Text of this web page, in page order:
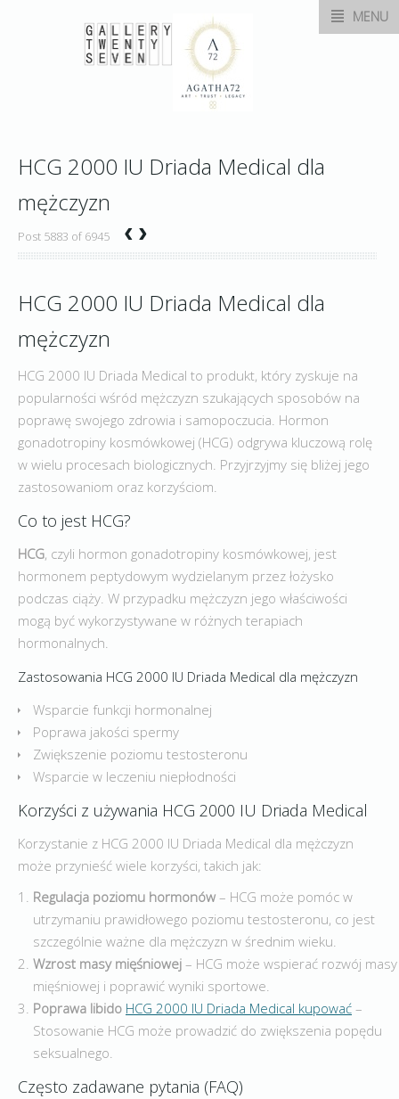
MENU
HCG 2000 IU Driada Medical dla
mężczyzn
Post 5883 of 6945 ‹›
HCG 2000 IU Driada Medical dla
mężczyzn
HCG 2000 IU Driada Medical to produkt, który zyskuje na
popularności wśród mężczyzn szukających sposobów na
poprawę swojego zdrowia i samopoczucia. Hormon
gonadotropiny kosmówkowej (HCG) odgrywa kluczową rolę
w wielu procesach biologicznych. Przyjrzyjmy się bliżej jego
zastosowaniom oraz korzyściom.
Co to jest HCG?
HCG, czyli hormon gonadotropiny kosmówkowej, jest
hormonem peptydowym wydzielanym przez łożysko
podczas ciąży. W przypadku mężczyzn jego właściwości
mogą być wykorzystywane w różnych terapiach
hormonalnych.
Zastosowania HCG 2000 IU Driada Medical dla mężczyzn
Wsparcie funkcji hormonalnej
Poprawa jakości spermy
Zwiększenie poziomu testosteronu
Wsparcie w leczeniu niepłodności
Korzyści z używania HCG 2000 IU Driada Medical
Korzystanie z HCG 2000 IU Driada Medical dla mężczyzn
może przynieść wiele korzyści, takich jak:
Regulacja poziomu hormonów – HCG może pomóc w
utrzymaniu prawidłowego poziomu testosteronu, co jest
szczególnie ważne dla mężczyzn w średnim wieku.
Wzrost masy mięśniowej – HCG może wspierać rozwój masy
mięśniowej i poprawić wyniki sportowe.
Poprawa libido HCG 2000 IU Driada Medical kupować –
Stosowanie HCG może prowadzić do zwiększenia popędu
seksualnego.
Często zadawane pytania (FAQ)